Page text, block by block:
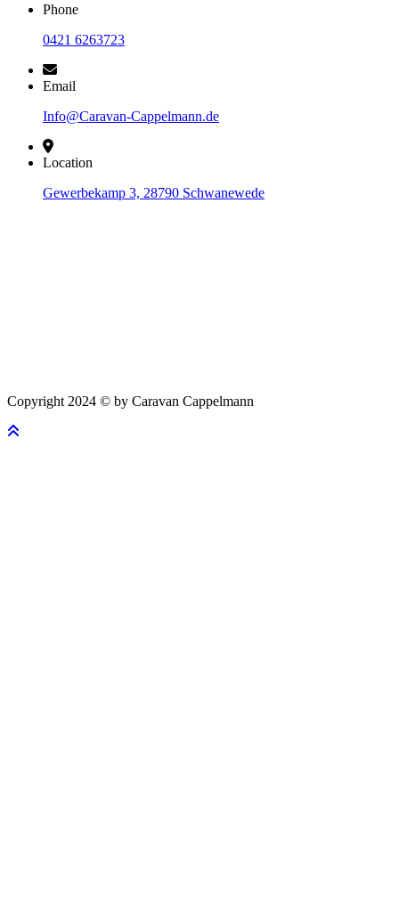
Phone
0421 6263723
Email
Info@Caravan-Cappelmann.de
Location
Gewerbekamp 3, 28790 Schwanewede
Copyright 2024 © by Caravan Cappelmann